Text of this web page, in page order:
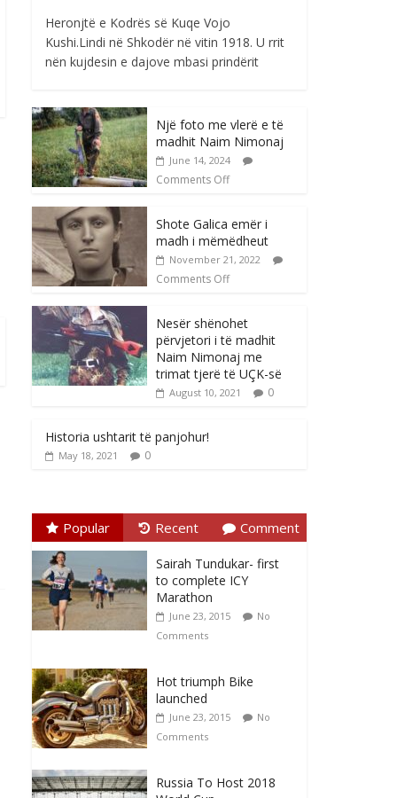
Heronjtë e Kodrës së Kuqe Vojo
Kushi.Lindi në Shkodër në vitin 1918. U rrit
nën kujdesin e dajove mbasi prindërit
Një foto me vlerë e të
madhit Naim Nimonaj
June 14, 2024
Comments Off
Shote Galica emër i
madh i mëmëdheut
November 21, 2022
Comments Off
Nesër shënohet
përvjetori i të madhit
Naim Nimonaj me
trimat tjerë të UÇK-së
August 10, 2021 0
Historia ushtarit të panjohur!
May 18, 2021 0
Popular Recent Comment
Sairah Tundukar- first
to complete ICY
Marathon
June 23, 2015
No
Comments
Hot triumph Bike
launched
June 23, 2015
No
Comments
Russia To Host 2018